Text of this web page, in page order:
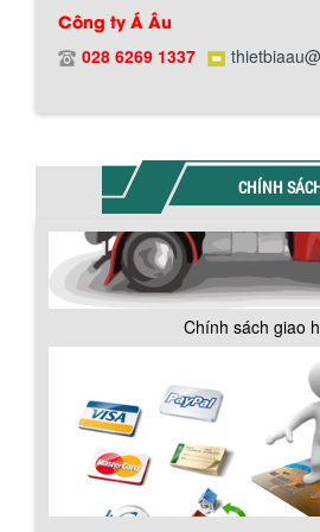
Công ty Á Âu
028 6269 1337
CHÍNH
Chính sách giao
làm giảm
Máy trộn
thân bồn
MÁY TRỘN
Máy trộn
sản xuất
trộn các
VÌ SAO
NGHIỀN
Khám
chọn máy